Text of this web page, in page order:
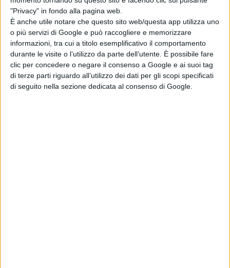
"Privacy" in fondo alla pagina web.
È anche utile notare che questo sito web/questa app utilizza uno
o più servizi di Google e può raccogliere e memorizzare
informazioni, tra cui a titolo esemplificativo il comportamento
durante le visite o l’utilizzo da parte dell’utente. È possibile fare
clic per concedere o negare il consenso a Google e ai suoi tag
di terze parti riguardo all’utilizzo dei dati per gli scopi specificati
di seguito nella sezione dedicata al consenso di Google.
di Emanuela Giuliani
rinvio: la Warner
Bros. fa chiarezza
sul sequel con
Timothée
Venezia 83: a